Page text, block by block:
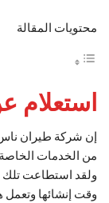
محتويات المقالة
إن شركة طيران ناس
من الخدمات الخاصة
ولقد استطاعت تلك
وقت إنشائها وتعمل